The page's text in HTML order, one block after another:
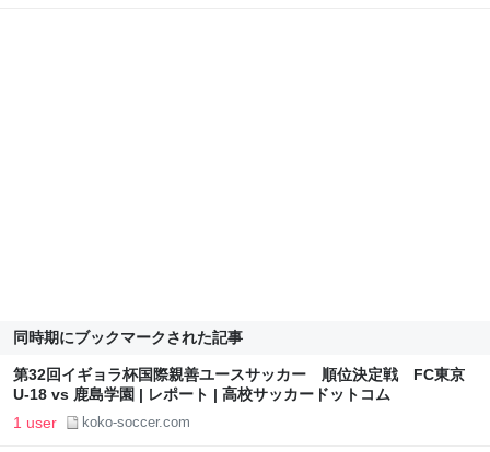
同時期にブックマークされた記事
第32回イギョラ杯国際親善ユースサッカー 順位決定戦 FC東京
U-18 vs 鹿島学園 | レポート | 高校サッカードットコム
1 user koko-soccer.com